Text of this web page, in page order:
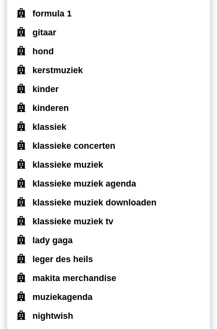
formula 1
gitaar
hond
kerstmuziek
kinder
kinderen
klassiek
klassieke concerten
klassieke muziek
klassieke muziek agenda
klassieke muziek downloaden
klassieke muziek tv
lady gaga
leger des heils
makita merchandise
muziekagenda
nightwish